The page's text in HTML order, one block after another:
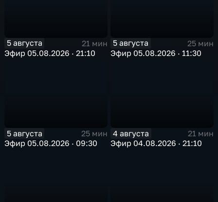
5 августа
21 мин
Эфир 05.08.2026 · 21:10
5 августа
25 мин
Эфир 05.08.2026 · 11:30
5 августа
25 мин
Эфир 05.08.2026 · 09:30
4 августа
21 мин
Эфир 04.08.2026 · 21:10